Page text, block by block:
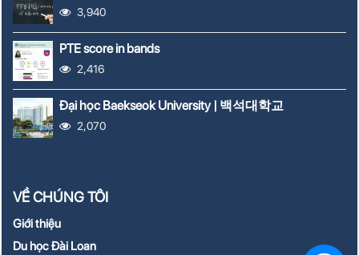
3,940
PTE score in bands
2,416
Đại học Baekseok University | 백석대학교
2,070
VỀ CHÚNG TÔI
Giới thiệu
Du học Đài Loan